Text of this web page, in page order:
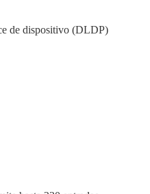
de dispositivo (DLDP)